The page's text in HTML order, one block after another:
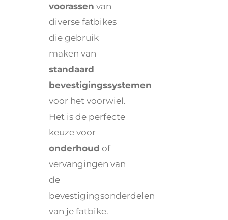
voorassen van
diverse fatbikes
die gebruik
maken van
standaard
bevestigingssystemen
voor het voorwiel.
Het is de perfecte
keuze voor
onderhoud of
vervangingen van
de
bevestigingsonderdelen
van je fatbike.